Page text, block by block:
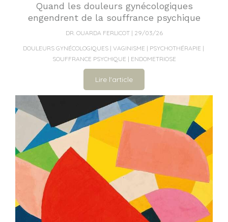
Quand les douleurs gynécologiques
engendrent de la souffrance psychique
DR. OUARDA FERLICOT
29/03/26
DOULEURS GYNÉCOLOGIQUES
VAGINISME
PSYCHOTHÉRAPIE
SOUFFRANCE PSYCHIQUE
ENDOMETRIOSE
Lire l'article